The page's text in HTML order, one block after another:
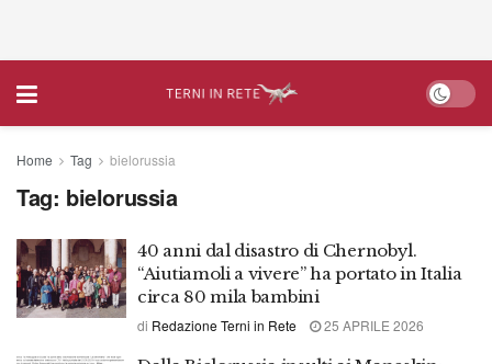
Home Tag bielorussia
Tag: bielorussia
40 anni dal disastro di Chernobyl.
“Aiutiamoli a vivere” ha portato in Italia
circa 80 mila bambini
di Redazione Terni in Rete 25 APRILE 2026